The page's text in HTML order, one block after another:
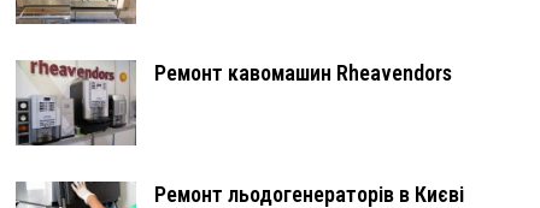
Ремонт кавомашин Rheavendors
Ремонт льодогенераторів в Києві